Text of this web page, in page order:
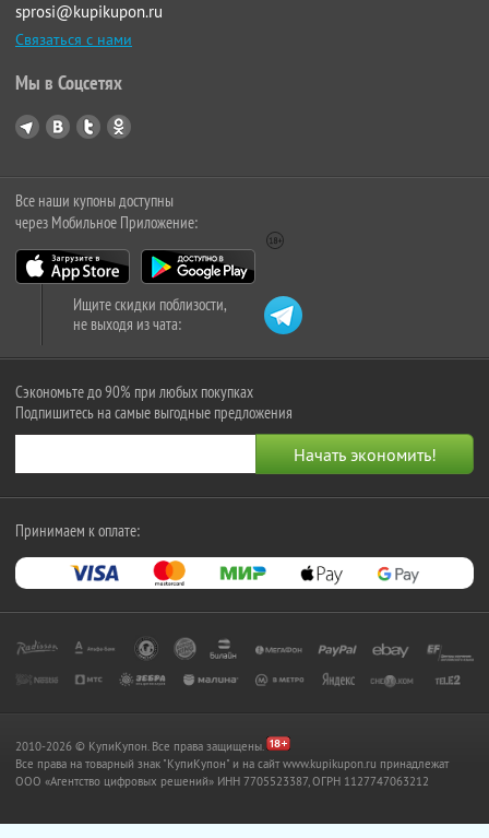
sprosi@kupikupon.ru
Связаться с нами
Мы в Соцсетях
Все наши купоны доступны
через Мобильное Приложение:
Ищите скидки поблизости,
не выходя из чата:
Сэкономьте до 90% при любых покупках
Подпишитесь на самые выгодные предложения
Принимаем к оплате:
2010-2026 © КупиКупон. Все права защищены.
Все права на товарный знак "КупиКупон" и на сайт www.kupikupon.ru принадлежат
OOO «Агентство цифровых решений» ИНН 7705523387, ОГРН 1127747063212